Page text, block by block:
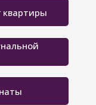
квартиры